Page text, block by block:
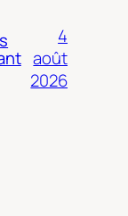
4
août
2026